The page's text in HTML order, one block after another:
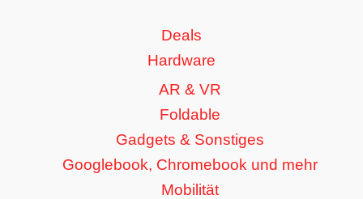
Deals
Hardware
AR & VR
Foldable
Gadgets & Sonstiges
Googlebook, Chromebook und mehr
Mobilität